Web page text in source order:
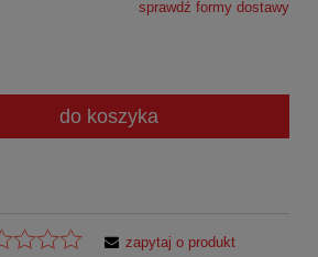
kosztów płatnościsprawdź formy dostawy
do koszyka
zapytaj o produkt